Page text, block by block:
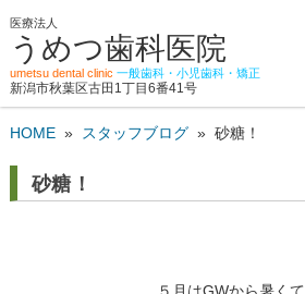
医療法人
うめつ歯科医院
umetsu dental clinic 一般歯科・小児歯科・矯正
新潟市秋葉区古田1丁目6番41号
HOME» スタッフブログ» 砂糖！
砂糖！